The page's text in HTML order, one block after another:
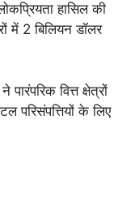
हासिल की
में 2 बिलियन डॉलर
वित्त क्षेत्रों
परिसंपत्तियों के लिए